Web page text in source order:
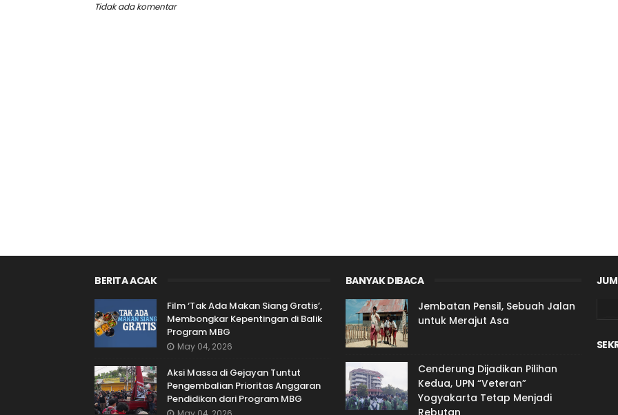
Tidak ada komentar
BERITA ACAK
Film ‘Tak Ada Makan Siang Gratis’,
Membongkar Kepentingan di Balik
Program MBG
May 04, 2026
Aksi Massa di Gejayan Tuntut
Pengembalian Prioritas Anggaran
Pendidikan dari Program MBG
BANYAK DIBACA
Jembatan Pensil, Sebuah Jalan
untuk Merajut Asa
Cenderung Dijadikan Pilihan
Kedua, UPN “Veteran”
Yogyakarta Tetap Menjadi
Rebutan